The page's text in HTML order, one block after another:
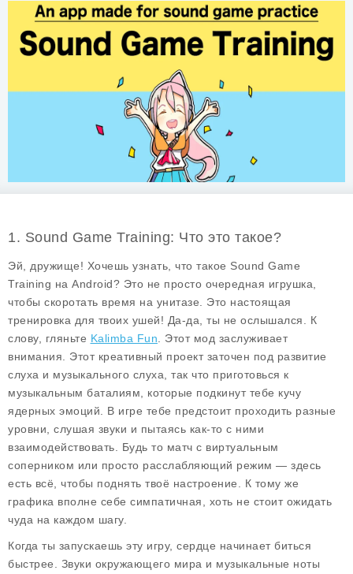
1. Sound Game Training: Что это такое?
Эй, дружище! Хочешь узнать, что такое Sound Game
Training на Android? Это не просто очередная игрушка,
чтобы скоротать время на унитазе. Это настоящая
тренировка для твоих ушей! Да-да, ты не ослышался. К
слову, гляньте Kalimba Fun . Этот мод заслуживает
внимания. Этот креативный проект заточен под развитие
слуха и музыкального слуха, так что приготовься к
музыкальным баталиям, которые подкинут тебе кучу
ядерных эмоций. В игре тебе предстоит проходить разные
уровни, слушая звуки и пытаясь как-то с ними
взаимодействовать. Будь то матч с виртуальным
соперником или просто расслабляющий режим — здесь
есть всё, чтобы поднять твоё настроение. К тому же
графика вполне себе симпатичная, хоть не стоит ожидать
чуда на каждом шагу.
Когда ты запускаешь эту игру, сердце начинает биться
быстрее. Звуки окружающего мира и музыкальные ноты